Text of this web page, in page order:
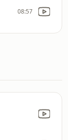
08:57